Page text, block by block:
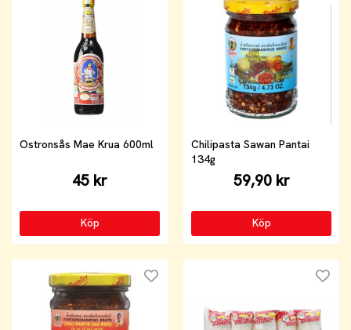
Ostronsås Mae Krua 600ml
45 kr
Köp
Chilipasta Sawan Pantai
134g
59,90 kr
Köp